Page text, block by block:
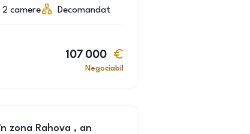
2 camere Decomandat
107 000
Negociabil
zona Rahova , an